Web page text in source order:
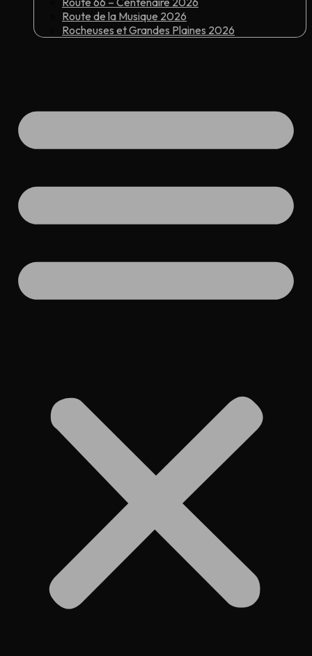
Route de la Musique 2026
Rocheuses et Grandes Plaines 2026